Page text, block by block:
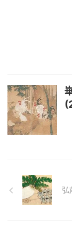
弘